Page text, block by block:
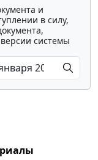
и
в силу,
системы